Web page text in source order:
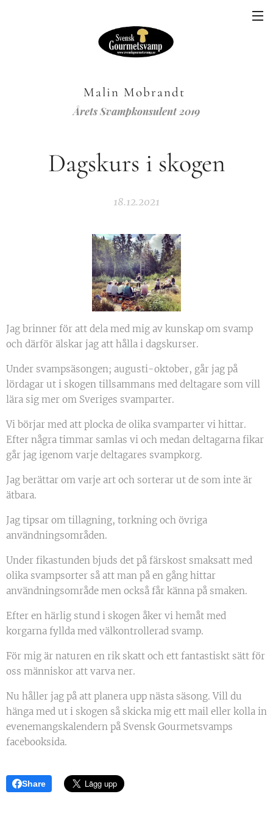
Malin Mobrandt
Årets Svampkonsulent 2019
Dagskurs i skogen
18.12.2021
Jag brinner för att dela med mig av kunskap om svamp
och därför älskar jag att hålla i dagskurser.
Under svampsäsongen; augusti-oktober, går jag på
lördagar ut i skogen tillsammans med deltagare som vill
lära sig mer om Sveriges svamparter.
Vi börjar med att plocka de olika svamparter vi hittar.
Efter några timmar samlas vi och medan deltagarna fikar
går jag igenom varje deltagares svampkorg.
Jag berättar om varje art och sorterar ut de som inte är
ätbara.
Jag tipsar om tillagning, torkning och övriga
användningsområden.
Under fikastunden bjuds det på färskost smaksatt med
olika svampsorter så att man på en gång hittar
användningsområde men också får känna på smaken.
Efter en härlig stund i skogen åker vi hemåt med
korgarna fyllda med välkontrollerad svamp.
För mig är naturen en rik skatt och ett fantastiskt sätt för
oss människor att varva ner.
Nu håller jag på att planera upp nästa säsong. Vill du
hänga med ut i skogen så skicka mig ett mail eller kolla in
evenemangskalendern på Svensk Gourmetsvamps
facebooksida.
Share